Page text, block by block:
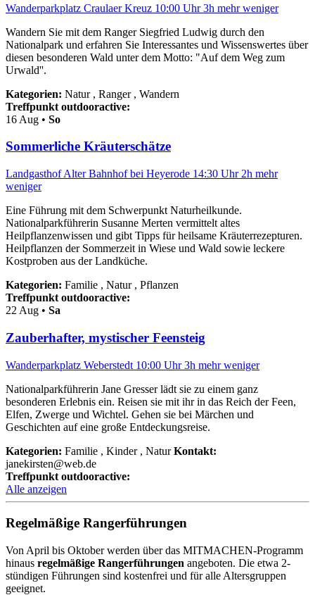
Wanderparkplatz Craulaer Kreuz 10:00 Uhr3h mehr weniger
Wandern Sie mit dem Ranger Siegfried Ludwig durch den
Nationalpark und erfahren Sie Interessantes und Wissenswertes über
diesen besonderen Wald unter dem Motto: "Auf dem Weg zum
Urwald''.
Kategorien: Natur , Ranger , Wandern
Treffpunkt outdooractive:
16 Aug • So
Sommerliche Kräuterschätze
Landgasthof Alter Bahnhof bei Heyerode 14:30 Uhr 2h mehr
weniger
Eine Führung mit dem Schwerpunkt Naturheilkunde.
Nationalparkführerin Susanne Merten vermittelt altes
Heilpflanzenwissen und gibt Tipps für heilsame Kräuterrezepturen.
Heilpflanzen der Sommerzeit in Wiese und Wald sowie leckere
Kostproben aus der Landküche.
Kategorien: Familie , Natur , Pflanzen
Treffpunkt outdooractive:
22 Aug • Sa
Zauberhafter, mystischer Feensteig
Wanderparkplatz Weberstedt 10:00 Uhr3h mehr weniger
Nationalparkführerin Jane Gresser lädt sie zu einem ganz
besonderen Erlebnis ein. Reisen sie mit ihr in das Reich der Feen,
Elfen, Zwerge und Wichtel. Gehen sie bei Märchen und
Geschichten auf eine große Entdeckungsreise.
Kategorien: Familie , Kinder , NaturKontakt:
janekirsten@web.de
Treffpunkt outdooractive:
Alle anzeigen
Regelmäßige Rangerführungen
Von April bis Oktober werden über das MITMACHEN-Programm
hinaus regelmäßige Rangerführungen angeboten. Die etwa 2-
stündigen Führungen sind kostenfrei und für alle Altersgruppen
geeignet.